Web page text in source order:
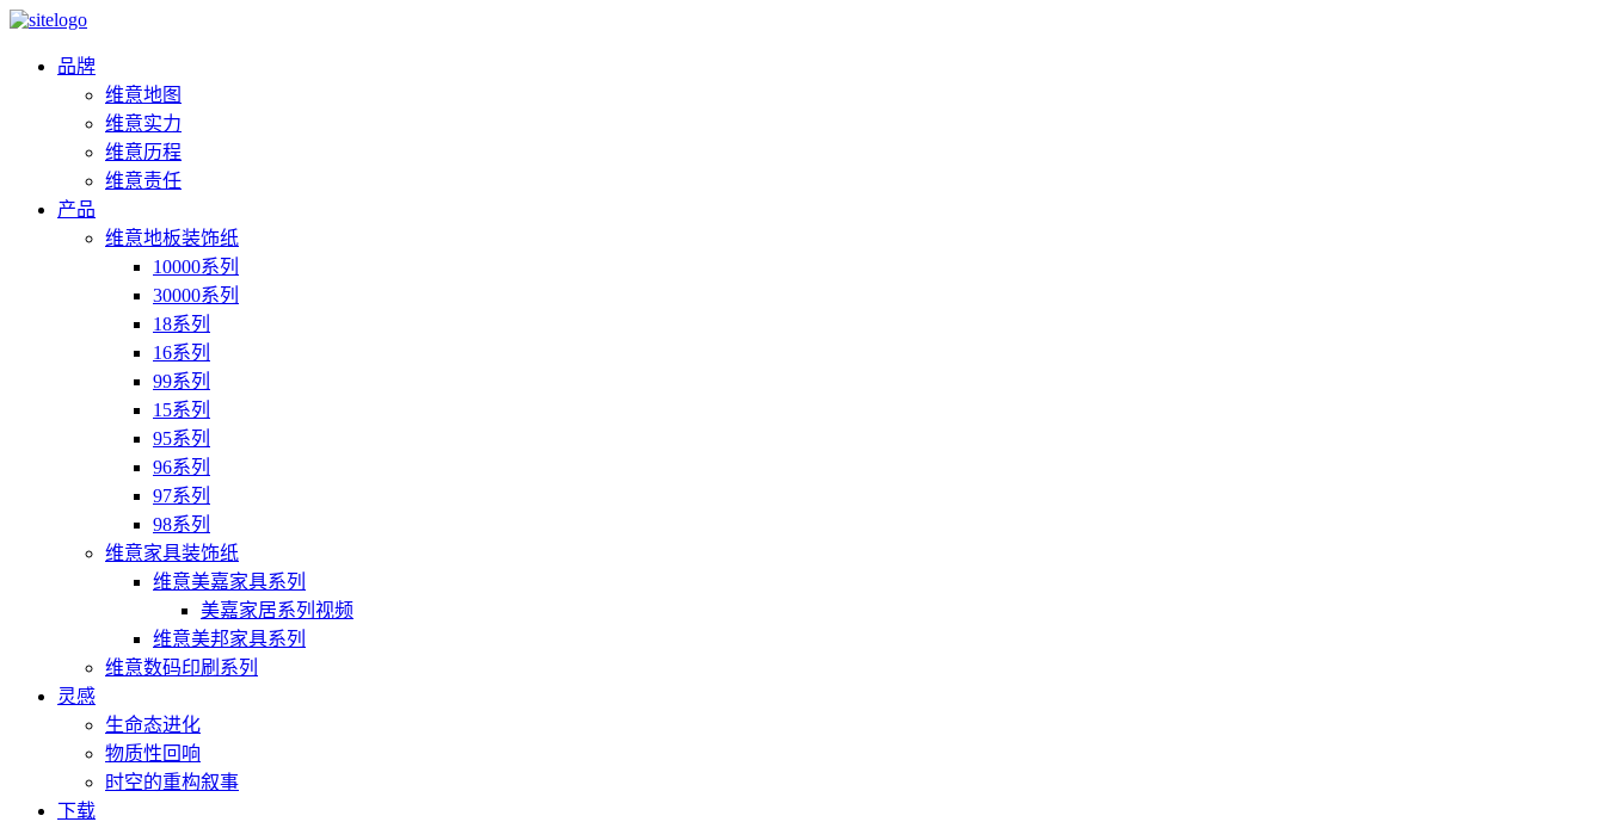
品牌
维意地图
维意实力
维意历程
维意责任
产品
维意地板装饰纸
10000系列
30000系列
18系列
16系列
99系列
15系列
95系列
96系列
97系列
98系列
维意家具装饰纸
维意美嘉家具系列
美嘉家居系列视频
维意美邦家具系列
维意数码印刷系列
灵感
生命态进化
物质性回响
时空的重构叙事
下载